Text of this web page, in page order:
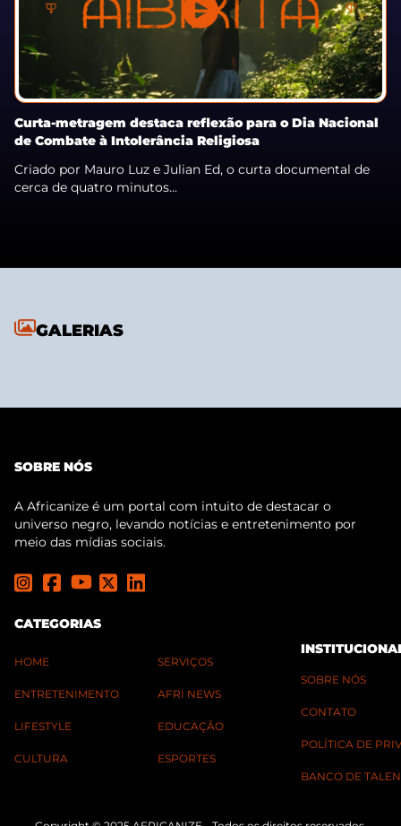
Curta-metragem destaca reflexão para o Dia Nacional
de Combate à Intolerância Religiosa
Criado por Mauro Luz e Julian Ed, o curta documental de
cerca de quatro minutos...
GALERIAS
SOBRE NÓS
A Africanize é um portal com intuito de destacar o
universo negro, levando notícias e entretenimento por
meio das mídias sociais.
CATEGORIAS
HOME
ENTRETENIMENTO
LIFESTYLE
CULTURA
SERVIÇOS
AFRI NEWS
EDUCAÇÃO
ESPORTES
SOBRE NÓS
CONTATO
POLÍTICA DE
BANCO DE